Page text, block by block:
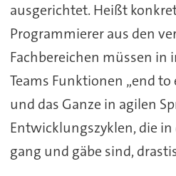
ausgerichtet. Heißt
Programmierer aus den
Fachbereichen müssen in
Teams Funktionen „end
und das Ganze in agilen
Entwicklungszyklen, die
gang und gäbe sind,